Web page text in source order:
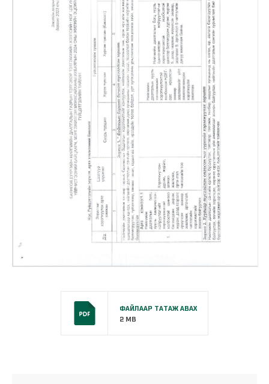
ФАЙЛААР ТАТАЖ АВАХ
2 MB